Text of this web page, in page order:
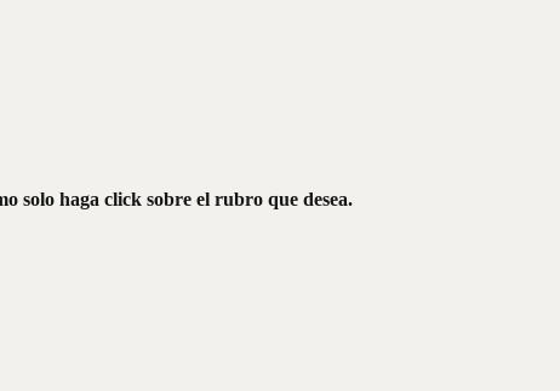
solo haga click sobre el rubro que desea.